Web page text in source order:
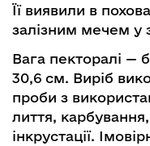
Її виявили в
залізним мечем у
Вага пекторалі —
30,6 см. Виріб
проби з
лиття,
інкрустації.